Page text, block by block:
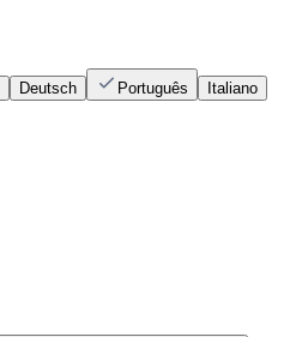
Deutsch Português
Italiano